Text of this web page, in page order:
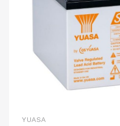
YUASA